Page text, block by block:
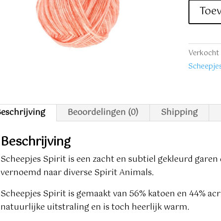
nr.
aantal
Beoordelingen (0) Shipping
Beschrijving
Scheepjes Spirit is een zacht en subtiel gekleurd
vernoemd naar diverse Spirit Animals.
Scheepjes Spirit is gemaakt van 56% katoen en 44%
natuurlijke uitstraling en is toch heerlijk warm.